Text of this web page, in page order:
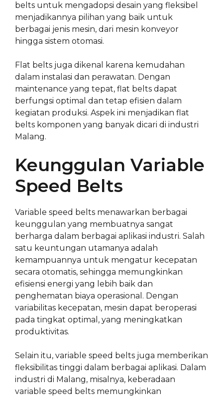
belts untuk mengadopsi desain yang fleksibel
menjadikannya pilihan yang baik untuk
berbagai jenis mesin, dari mesin konveyor
hingga sistem otomasi.
Flat belts juga dikenal karena kemudahan
dalam instalasi dan perawatan. Dengan
maintenance yang tepat, flat belts dapat
berfungsi optimal dan tetap efisien dalam
kegiatan produksi. Aspek ini menjadikan flat
belts komponen yang banyak dicari di industri
Malang.
Keunggulan Variable
Speed Belts
Variable speed belts menawarkan berbagai
keunggulan yang membuatnya sangat
berharga dalam berbagai aplikasi industri. Salah
satu keuntungan utamanya adalah
kemampuannya untuk mengatur kecepatan
secara otomatis, sehingga memungkinkan
efisiensi energi yang lebih baik dan
penghematan biaya operasional. Dengan
variabilitas kecepatan, mesin dapat beroperasi
pada tingkat optimal, yang meningkatkan
produktivitas.
Selain itu, variable speed belts juga memberikan
fleksibilitas tinggi dalam berbagai aplikasi. Dalam
industri di Malang, misalnya, keberadaan
variable speed belts memungkinkan